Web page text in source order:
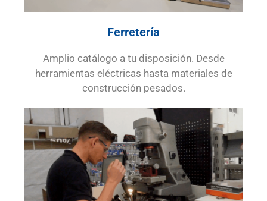
Ferretería
Amplio catálogo a tu disposición. Desde
herramientas eléctricas hasta materiales de
construcción pesados.